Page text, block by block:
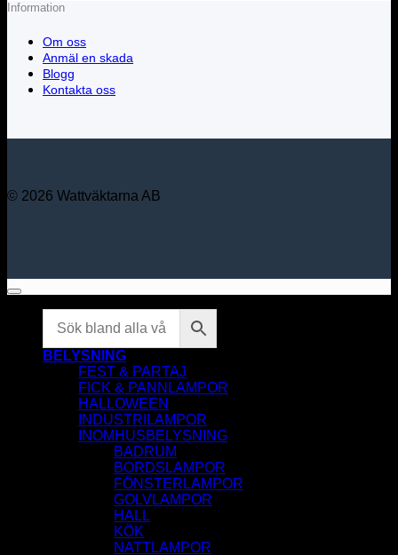
Information
Om oss
Anmäl en skada
Blogg
Kontakta oss
© 2026 Wattväktarna AB
BELYSNING
FEST & PARTAJ
FICK & PANNLAMPOR
HALLOWEEN
INDUSTRILAMPOR
INOMHUSBELYSNING
BADRUM
BORDSLAMPOR
FÖNSTERLAMPOR
GOLVLAMPOR
HALL
KÖK
NATTLAMPOR